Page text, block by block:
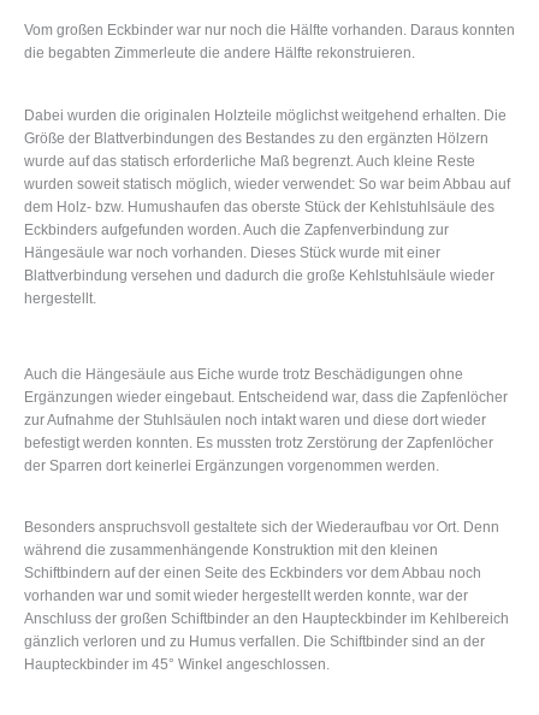
Vom großen Eckbinder war nur noch die Hälfte vorhanden. Daraus konnten
die begabten Zimmerleute die andere Hälfte rekonstruieren.
Dabei wurden die originalen Holzteile möglichst weitgehend erhalten. Die
Größe der Blattverbindungen des Bestandes zu den ergänzten Hölzern
wurde auf das statisch erforderliche Maß begrenzt. Auch kleine Reste
wurden soweit statisch möglich, wieder verwendet: So war beim Abbau auf
dem Holz- bzw. Humushaufen das oberste Stück der Kehlstuhlsäule des
Eckbinders aufgefunden worden. Auch die Zapfenverbindung zur
Hängesäule war noch vorhanden. Dieses Stück wurde mit einer
Blattverbindung versehen und dadurch die große Kehlstuhlsäule wieder
hergestellt.
Auch die Hängesäule aus Eiche wurde trotz Beschädigungen ohne
Ergänzungen wieder eingebaut. Entscheidend war, dass die Zapfenlöcher
zur Aufnahme der Stuhlsäulen noch intakt waren und diese dort wieder
befestigt werden konnten. Es mussten trotz Zerstörung der Zapfenlöcher
der Sparren dort keinerlei Ergänzungen vorgenommen werden.
Besonders anspruchsvoll gestaltete sich der Wiederaufbau vor Ort. Denn
während die zusammenhängende Konstruktion mit den kleinen
Schiftbindern auf der einen Seite des Eckbinders vor dem Abbau noch
vorhanden war und somit wieder hergestellt werden konnte, war der
Anschluss der großen Schiftbinder an den Haupteckbinder im Kehlbereich
gänzlich verloren und zu Humus verfallen. Die Schiftbinder sind an der
Haupteckbinder im 45° Winkel angeschlossen.